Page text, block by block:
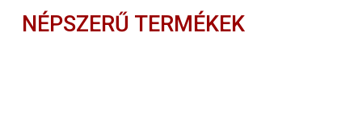
NÉPSZERŰ TERMÉKEK